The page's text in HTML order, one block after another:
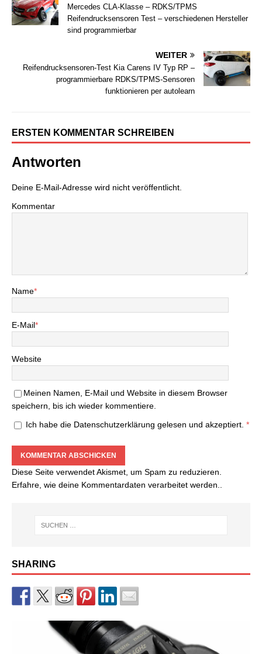
Mercedes CLA-Klasse – RDKS/TPMS
Reifendrucksensoren Test – verschiedenen Hersteller
sind programmierbar
WEITER
Reifendrucksensoren-Test Kia Carens IV Typ RP –
programmierbare RDKS/TPMS-Sensoren
funktionieren per autolearn
ERSTEN KOMMENTAR SCHREIBEN
Antworten
Deine E-Mail-Adresse wird nicht veröffentlicht.
Kommentar
Name*
E-Mail*
Website
Meinen Namen, E-Mail und Website in diesem Browser
speichern, bis ich wieder kommentiere.
Ich habe die Datenschutzerklärung gelesen und akzeptiert. *
Diese Seite verwendet Akismet, um Spam zu reduzieren.
Erfahre, wie deine Kommentardaten verarbeitet werden.
SHARING